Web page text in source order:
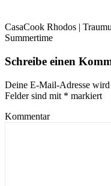
CasaCook Rhodos |
Summertime
Schreibe einen
Deine E-Mail-Adresse
Felder sind mit * markiert
Kommentar